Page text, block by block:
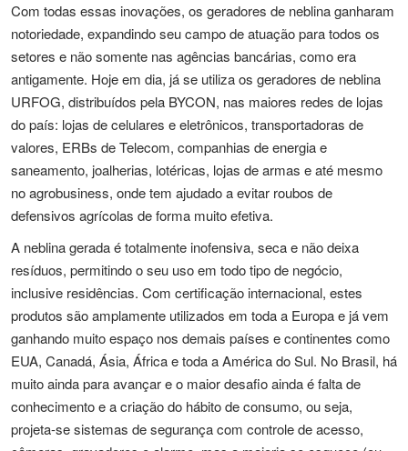
Com todas essas inovações, os geradores de neblina ganharam
notoriedade, expandindo seu campo de atuação para todos os
setores e não somente nas agências bancárias, como era
antigamente. Hoje em dia, já se utiliza os geradores de neblina
URFOG, distribuídos pela BYCON, nas maiores redes de lojas
do país: lojas de celulares e eletrônicos, transportadoras de
valores, ERBs de Telecom, companhias de energia e
saneamento, joalherias, lotéricas, lojas de armas e até mesmo
no agrobusiness, onde tem ajudado a evitar roubos de
defensivos agrícolas de forma muito efetiva.
A neblina gerada é totalmente inofensiva, seca e não deixa
resíduos, permitindo o seu uso em todo tipo de negócio,
inclusive residências. Com certificação internacional, estes
produtos são amplamente utilizados em toda a Europa e já vem
ganhando muito espaço nos demais países e continentes como
EUA, Canadá, Ásia, África e toda a América do Sul. No Brasil, há
muito ainda para avançar e o maior desafio ainda é falta de
conhecimento e a criação do hábito de consumo, ou seja,
projeta-se sistemas de segurança com controle de acesso,